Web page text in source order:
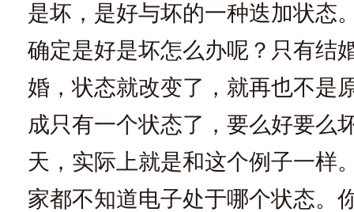
是坏，是好与坏的一种迭加状态
确定是好是坏怎么办呢？只有结
婚，状态就改变了，就再也不是
成只有一个状态了，要么好要么
天，实际上就是和这个例子一样
家都不知道电子处于哪个状态。